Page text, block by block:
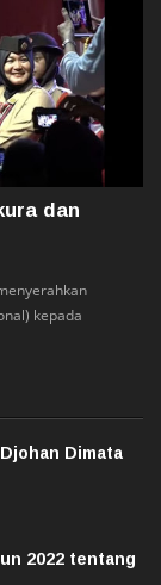
dan
kepada
Dimata
2022 tentang